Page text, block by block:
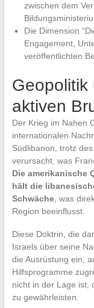
zwischen dem
Die Dimension
Engagement,
veröffentlichten
Geopolitik
aktiven
Der Krieg im Nahen
internationalen
Südlibanon, trotz
verursacht, was
Die amerikanische
hält die
Schwäche, was
Region beeinflusst.
Diese Doktrin, die
Israels über seine
die Ausrüstung ein,
Hilfsprogramme
nicht in der Lage ist,
zu gewährleisten.